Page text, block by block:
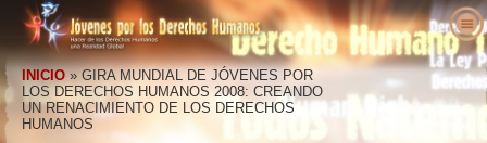
Acerca de Nosotros
¿Qué es Jóvenes por los Derechos
Humanos?
¿Qué son los Derechos Humanos?
Derechos Humanos Definidos
Educadores
INICIO» GIRA MUNDIAL DE JÓVENES POR
LOS DERECHOS HUMANOS 2008: CREANDO
UN RENACIMIENTO DE LOS DERECHOS
HUMANOS